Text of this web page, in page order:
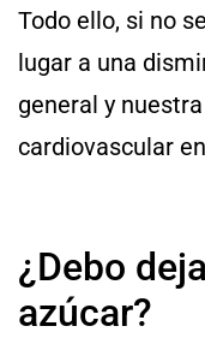
Todo ello, si no
lugar a una
general y
cardiovascular
¿Debo
azúcar?